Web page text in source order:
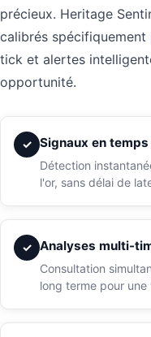
précieux. Heritage
calibrés
tick et alertes
opportunité.
✓ Signaux en
Détection
l'or, sans délai de
✓ Analyses multi-
Consultation
long terme pour